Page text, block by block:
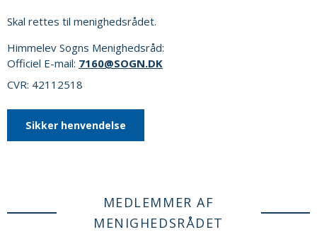
Skal rettes til menighedsrådet.
Himmelev Sogns Menighedsråd:
Officiel E-mail: 7160@SOGN.DK
CVR: 42112518
Sikker henvendelse
MEDLEMMER AF
MENIGHEDSRÅDET